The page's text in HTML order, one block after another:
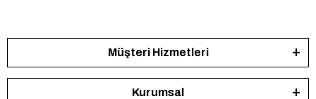
Müşteri Hizmetleri
Kurumsal